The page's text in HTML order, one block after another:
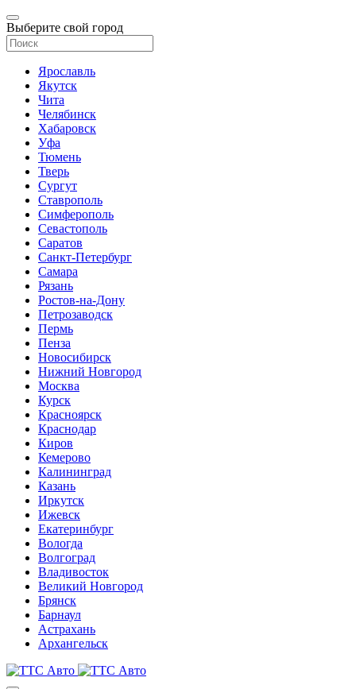
Выберите свой город
Ярославль
Якутск
Чита
Челябинск
Хабаровск
Уфа
Тюмень
Тверь
Сургут
Ставрополь
Симферополь
Севастополь
Саратов
Санкт-Петербург
Самара
Рязань
Ростов-на-Дону
Петрозаводск
Пермь
Пенза
Новосибирск
Нижний Новгород
Москва
Курск
Красноярск
Краснодар
Киров
Кемерово
Калининград
Казань
Иркутск
Ижевск
Екатеринбург
Вологда
Волгоград
Владивосток
Великий Новгород
Брянск
Барнаул
Астрахань
Архангельск